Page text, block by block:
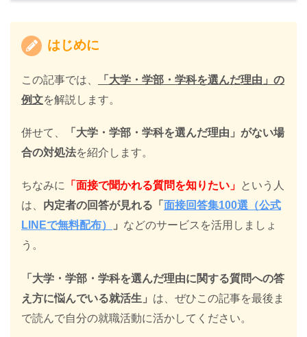
はじめに
この記事では、
「大学・学部・学科を選んだ理由」の
例文を解説します。
併せて、
「大学・学部・学科を選んだ理由」がない場
合の対処法を紹介します。
ちなみに 「面接で聞かれる質問を知りたい」 という人
は、 内定者の回答が見れる「 面接回答集100選（公式
LINEで無料配布）
」 などのサービスを活用しましょ
う。
「大学・学部・学科を選んだ理由に関する質問への答
え方に悩んでいる就活生」 は、ぜひこの記事を最後ま
で読んで自分の就職活動に活かしてください。